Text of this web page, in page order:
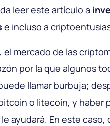
leer este artículo a
e incluso a
el mercado de las
por la que algunos
llamar burbuja;
o litecoin, y haber
ayudará. En este